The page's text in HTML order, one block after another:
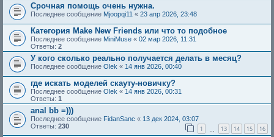
Срочная помощь очень нужна.
Последнее сообщение Mjoopqi11 « 23 апр 2026, 23:48
Категория Make New Friends или что то подобное
Последнее сообщение MiniMuse « 02 мар 2026, 11:31
Ответы: 2
У кого сколько реально получается делать в месяц?
Последнее сообщение Olek « 14 янв 2026, 00:40
где искать моделей скауту-новичку?
Последнее сообщение Olek « 14 янв 2026, 00:31
Ответы: 1
anal bb =)))
Последнее сообщение FidanSanc « 13 дек 2024, 03:07
Ответы: 230 1 13 14 15 16